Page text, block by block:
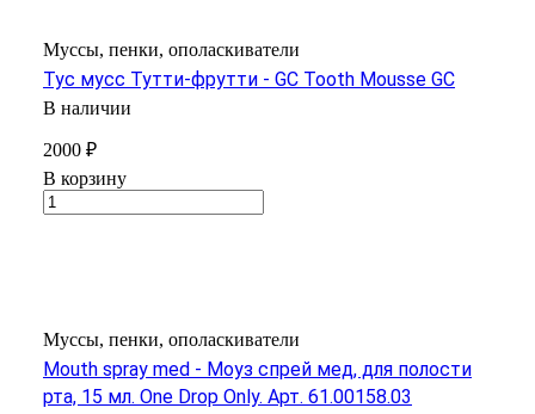
Муссы, пенки, ополаскиватели
Тус мусс Тутти-фрутти - GC Tooth Mousse GC
В наличии
2000 ₽
В корзину
Муссы, пенки, ополаскиватели
Mouth spray med - Моуз спрей мед, для полости
рта, 15 мл. One Drop Only. Арт. 61.00158.03